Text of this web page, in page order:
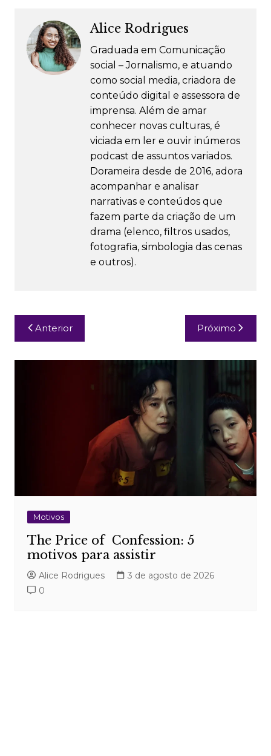
Alice Rodrigues
Graduada em Comunicação
social – Jornalismo, e atuando
como social media, criadora de
conteúdo digital e assessora de
imprensa. Além de amar
conhecer novas culturas, é
viciada em ler e ouvir inúmeros
podcast de assuntos variados.
Dorameira desde de 2016, adora
acompanhar e analisar
narrativas e conteúdos que
fazem parte da criação de um
drama (elenco, filtros usados,
fotografia, simbologia das cenas
e outros).
Navegação
de
Post
Anterior Próximo
Motivos
The Price of Confession: 5
motivos para assistir
Alice Rodrigues
3 de agosto de 2026
0